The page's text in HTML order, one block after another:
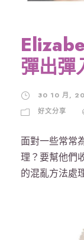
彈出彈
30 10 月,
好文分享
面對一些常常
理？要幫他們
的混亂方法處